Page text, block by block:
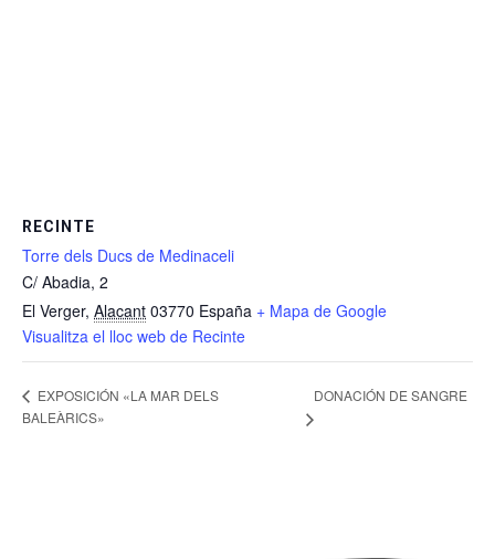
RECINTE
Torre dels Ducs de Medinaceli
C/ Abadia, 2
El Verger, Alacant 03770 España + Mapa de Google
Visualitza el lloc web de Recinte
EXPOSICIÓN «LA MAR DELS
BALEÀRICS»
DONACIÓN DE SANGRE